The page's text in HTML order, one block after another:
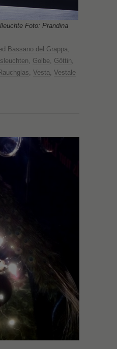
Foto: Prandina
Bassano del Grappa
Golbe Göttin
Vesta Vestale